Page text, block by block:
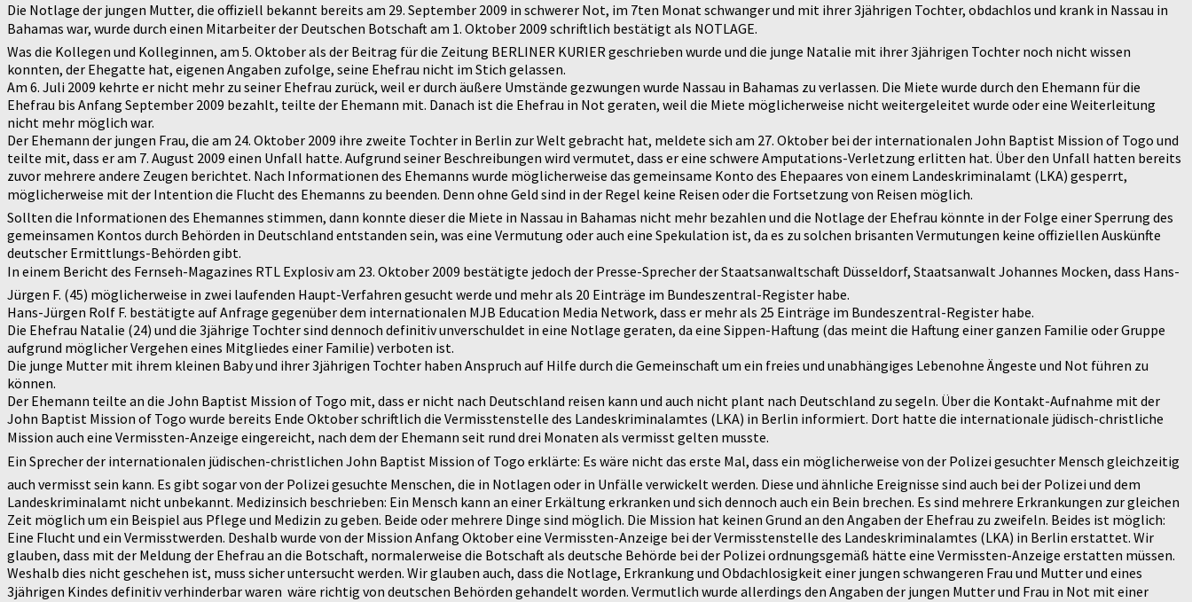
Die Notlage der jungen Mutter, die offiziell bekannt bereits am 29. September 2009 in schwerer Not, im 7ten Monat schwanger und mit ihrer 3jährigen Tochter, obdachlos und krank in Nassau in
Bahamas war, wurde durch einen Mitarbeiter der Deutschen Botschaft am 1. Oktober 2009 schriftlich bestätigt als NOTLAGE.
Was die Kollegen und Kolleginnen, am 5. Oktober als der Beitrag für die Zeitung BERLINER KURIER geschrieben wurde und die junge Natalie mit ihrer 3jährigen Tochter noch nicht wissen
konnten, der Ehegatte hat, eigenen Angaben zufolge, seine Ehefrau nicht im Stich gelassen.
Am 6. Juli 2009 kehrte er nicht mehr zu seiner Ehefrau zurück, weil er durch äußere Umstände gezwungen wurde Nassau in Bahamas zu verlassen. Die Miete wurde durch den Ehemann für die
Ehefrau bis Anfang September 2009 bezahlt, teilte der Ehemann mit. Danach ist die Ehefrau in Not geraten, weil die Miete möglicherweise nicht weitergeleitet wurde oder eine Weiterleitung
nicht mehr möglich war.
Der Ehemann der jungen Frau, die am 24. Oktober 2009 ihre zweite Tochter in Berlin zur Welt gebracht hat, meldete sich am 27. Oktober bei der internationalen John Baptist Mission of Togo und
teilte mit, dass er am 7. August 2009 einen Unfall hatte. Aufgrund seiner Beschreibungen wird vermutet, dass er eine schwere Amputations-Verletzung erlitten hat. Über den Unfall hatten bereits
zuvor mehrere andere Zeugen berichtet. Nach Informationen des Ehemanns wurde möglicherweise das gemeinsame Konto des Ehepaares von einem Landeskriminalamt (LKA) gesperrt,
möglicherweise mit der Intention die Flucht des Ehemanns zu beenden. Denn ohne Geld sind in der Regel keine Reisen oder die Fortsetzung von Reisen möglich.
Sollten die Informationen des Ehemannes stimmen, dann konnte dieser die Miete in Nassau in Bahamas nicht mehr bezahlen und die Notlage der Ehefrau könnte in der Folge einer Sperrung des
gemeinsamen Kontos durch Behörden in Deutschland entstanden sein, was eine Vermutung oder auch eine Spekulation ist, da es zu solchen brisanten Vermutungen keine offiziellen Auskünfte
deutscher Ermittlungs-Behörden gibt.
In einem Bericht des Fernseh-Magazines RTL Explosiv am 23. Oktober 2009 bestätigte jedoch der Presse-Sprecher der Staatsanwaltschaft Düsseldorf, Staatsanwalt Johannes Mocken, dass Hans-
Jürgen F. (45) möglicherweise in zwei laufenden Haupt-Verfahren gesucht werde und mehr als 20 Einträge im Bundeszentral-Register habe.
Hans-Jürgen Rolf F. bestätigte auf Anfrage gegenüber dem internationalen MJB Education Media Network, dass er mehr als 25 Einträge im Bundeszentral-Register habe.
Die Ehefrau Natalie (24) und die 3jährige Tochter sind dennoch definitiv unverschuldet in eine Notlage geraten, da eine Sippen-Haftung (das meint die Haftung einer ganzen Familie oder Gruppe
aufgrund möglicher Vergehen eines Mitgliedes einer Familie) verboten ist.
Die junge Mutter mit ihrem kleinen Baby und ihrer 3jährigen Tochter haben Anspruch auf Hilfe durch die Gemeinschaft um ein freies und unabhängiges Lebenohne Ängeste und Not führen zu
können.
Der Ehemann teilte an die John Baptist Mission of Togo mit, dass er nicht nach Deutschland reisen kann und auch nicht plant nach Deutschland zu segeln. Über die Kontakt-Aufnahme mit der
John Baptist Mission of Togo wurde bereits Ende Oktober schriftlich die Vermisstenstelle des Landeskriminalamtes (LKA) in Berlin informiert. Dort hatte die internationale jüdisch-christliche
Mission auch eine Vermissten-Anzeige eingereicht, nach dem der Ehemann seit rund drei Monaten als vermisst gelten musste.
Ein Sprecher der internationalen jüdischen-christlichen John Baptist Mission of Togo erklärte: Es wäre nicht das erste Mal, dass ein möglicherweise von der Polizei gesuchter Mensch gleichzeitig
auch vermisst sein kann. Es gibt sogar von der Polizei gesuchte Menschen, die in Notlagen oder in Unfälle verwickelt werden. Diese und ähnliche Ereignisse sind auch bei der Polizei und dem
Landeskriminalamt nicht unbekannt. Medizinsich beschrieben: Ein Mensch kann an einer Erkältung erkranken und sich dennoch auch ein Bein brechen. Es sind mehrere Erkrankungen zur gleichen
Zeit möglich um ein Beispiel aus Pflege und Medizin zu geben. Beide oder mehrere Dinge sind möglich. Die Mission hat keinen Grund an den Angaben der Ehefrau zu zweifeln. Beides ist möglich:
Eine Flucht und ein Vermisstwerden. Deshalb wurde von der Mission Anfang Oktober eine Vermissten-Anzeige bei der Vermisstenstelle des Landeskriminalamtes (LKA) in Berlin erstattet. Wir
glauben, dass mit der Meldung der Ehefrau an die Botschaft, normalerweise die Botschaft als deutsche Behörde bei der Polizei ordnungsgemäß hätte eine Vermissten-Anzeige erstatten müssen.
Weshalb dies nicht geschehen ist, muss sicher untersucht werden. Wir glauben auch, dass die Notlage, Erkrankung und Obdachlosigkeit einer jungen schwangeren Frau und Mutter und eines
3jährigen Kindes definitiv verhinderbar waren  wäre richtig von deutschen Behörden gehandelt worden. Vermutlich wurde allerdings den Angaben der jungen Mutter und Frau in Not mit einer